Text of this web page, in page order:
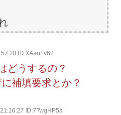
ID:XAanFv62
どうするの？
補填要求とか？
ID:7TwgHP5a